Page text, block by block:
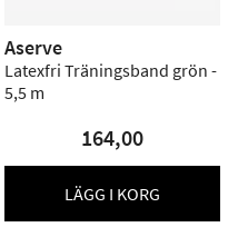
Aserve
Latexfri Träningsband grön -
5,5 m
164,00
LÄGG I KORG